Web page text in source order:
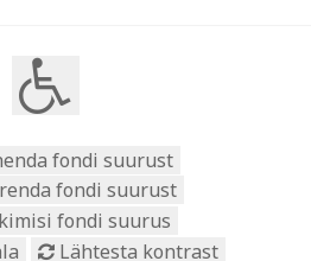
fondi suurust
fondi suurust
fondi suurus
Lähtesta kontrast